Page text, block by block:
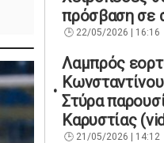
πρόσβαση σε
22/05/2026 | 16:16
Λαμπρός
Στύρα
Καρυστίας
21/05/2026 | 14:12